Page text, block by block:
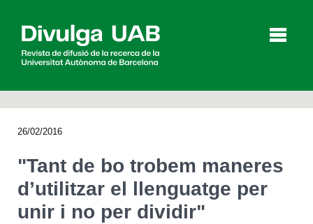
Agenda
26/02/2016
"Tant de bo trobem maneres
d’utilitzar el llenguatge per
unir i no per dividir"